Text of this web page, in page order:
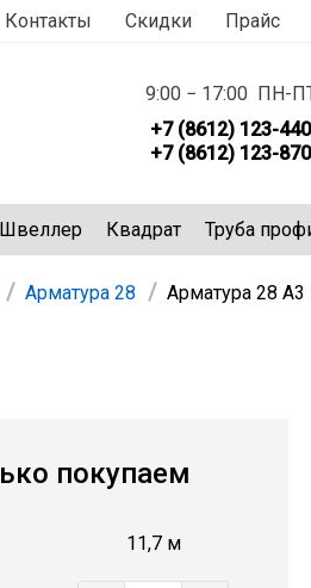
Контакты Скидки Прайс
9:00 − 17:00 ПН-
+7 (8612) 123-440
+7 (8612) 123-870
Швеллер Квадрат Труба
Арматура 28 Арматура 28 А3
покупаем
11,7 м